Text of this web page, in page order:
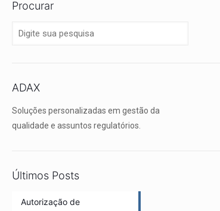
Procurar
ADAX
Soluções personalizadas em gestão da
qualidade e assuntos regulatórios.
Últimos Posts
Autorização de